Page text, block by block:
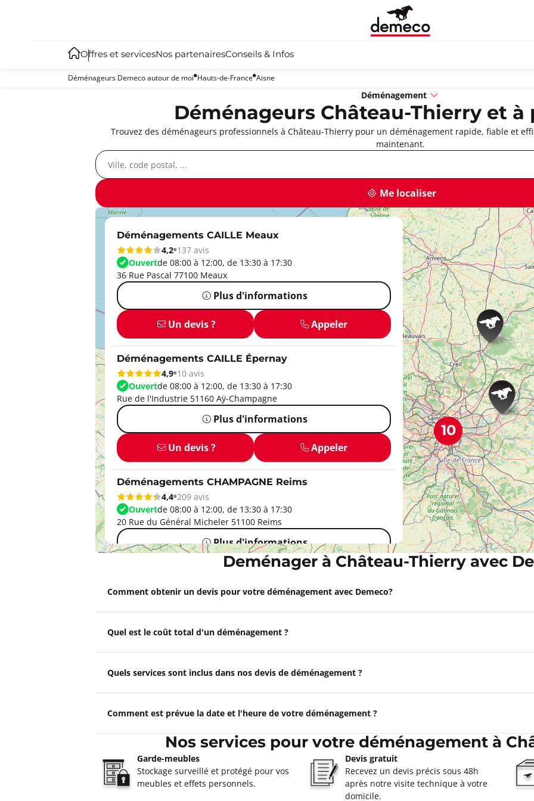
Offres et servicesNos partenairesConseils & Infos
Déménageurs Demeco autour de moi Hauts-de-France Aisne
Déménagement
Déménageurs Château-Thierry et
Trouvez des déménageurs professionnels à Château-Thierry pour un déménagement rapide, fiable et
maintenant.
Me localiser
Déménagements CAILLE Meaux
4,2 137 avis
Ouvertde 08:00 à 12:00, de 13:30 à 17:30
36 Rue Pascal 77100 Meaux
Plus d'informations
Un devis ? Appeler
Déménagements CAILLE Épernay
4,9 10 avis
Ouvertde 08:00 à 12:00, de 13:30 à 17:30
Rue de l'Industrie 51160 Aÿ-Champagne
Plus d'informations
Un devis ? Appeler
Déménagements CHAMPAGNE Reims
4,4 209 avis
Ouvertde 08:00 à 12:00, de 13:30 à 17:30
20 Rue du Général Micheler 51100 Reims
Plus d'informations
Appeler
Ouvertde 08:00 à 12:00, de 13:30 à 17:30
Un devis ? Appeler
Déménagements CAILLE Laon
4,4 312 avis
Ouvertde 08:00 à 12:00, de 13:30 à 17:30
67 rue de Manoise 02000 Laon
Plus d'informations
10
Deménager à Château-Thierry avec
Comment obtenir un devis pour votre déménagement avec Demeco?
Quel est le coût total d'un déménagement ?
Quels services sont inclus dans nos devis de déménagement ?
Comment est prévue la date et l'heure de votre déménagement ?
Nos services pour votre déménagement à
Garde-meubles
Stockage surveillé et protégé pour vos
meubles et effets personnels.
Devis gratuit
Recevez un devis précis sous 48h
après notre visite technique à votre
domicile.